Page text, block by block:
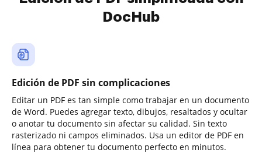
DocHub
Edición de PDF sin complicaciones
Editar un PDF es tan simple como trabajar en un documento
de Word. Puedes agregar texto, dibujos, resaltados y ocultar
o anotar tu documento sin afectar su calidad. Sin texto
rasterizado ni campos eliminados. Usa un editor de PDF en
línea para obtener tu documento perfecto en minutos.